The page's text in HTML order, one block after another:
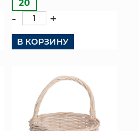
20
- +
В КОРЗИНУ